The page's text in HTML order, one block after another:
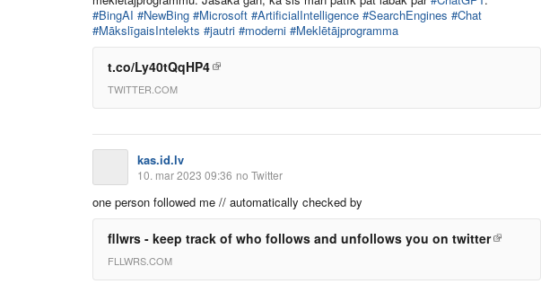
#BingAI #NewBing #Microsoft #ArtificialIntelligence #SearchEngines #Chat
#MākslīgaisIntelekts #jautri #moderni #Meklētājprogramma
t.co/Ly40tQqHP4
TWITTER.COM
kas.id.lv
10. mar 2023 09:36 no Twitter
one person followed me // automatically checked by
fllwrs - keep track of who follows and unfollows you on twitter
FLLWRS.COM